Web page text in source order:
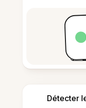
Détecter